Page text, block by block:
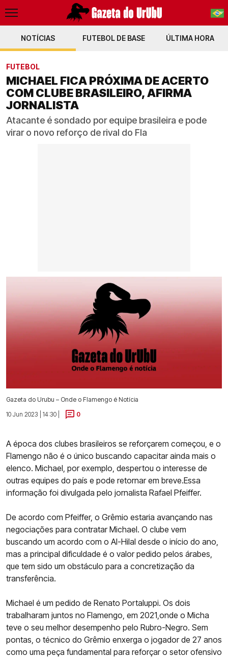
PT-BR
NOTÍCIAS FUTEBOL DE BASE ÚLTIMA HORA
FUTEBOL
MICHAEL FICA PRÓXIMA DE ACERTO
COM CLUBE BRASILEIRO, AFIRMA
JORNALISTA
Atacante é sondado por equipe brasileira e pode
virar o novo reforço de rival do Fla
Gazeta do Urubu – Onde o Flamengo é Notícia
10 Jun 2023 | 14:30 |
0
A época dos clubes brasileiros se reforçarem começou, e o
Flamengo não é o único buscando capacitar ainda mais o
elenco. Michael, por exemplo, despertou o interesse de
outras equipes do país e pode retornar em breve.Essa
informação foi divulgada pelo jornalista Rafael Pfeiffer.
De acordo com Pfeiffer, o Grêmio estaria avançando nas
negociações para contratar Michael. O clube vem
buscando um acordo com o Al-Hilal desde o início do ano,
mas a principal dificuldade é o valor pedido pelos árabes,
que tem sido um obstáculo para a concretização da
transferência.
Michael é um pedido de Renato Portaluppi. Os dois
trabalharam juntos no Flamengo, em 2021,onde o Micha
teve o seu melhor desempenho pelo Rubro-Negro. Sem
pontas, o técnico do Grêmio enxerga o jogador de 27 anos
como uma peça fundamental para reforçar o setor ofensivo